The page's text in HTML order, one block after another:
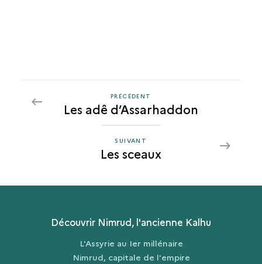
PRÉCÉDENT
LES
SCEAUX
PRÉCÉDENT
Les adê d’Assarhaddon
SUIVANT
LES
SUIVANT
Les sceaux
Découvrir Nimrud, l'ancienne Kalhu
L'Assyrie au Ier millénaire
Nimrud, capitale de l'empire